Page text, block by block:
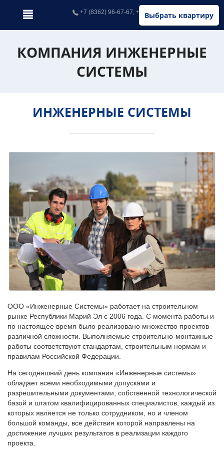
Выбрать квартиру
+7 (8362) 96-67-67, +7 (902) 326-67-67
КОМПАНИЯ ИНЖЕНЕРНЫЕ
СИСТЕМЫ
ИНЖЕНЕРНЫЕ СИСТЕМЫ
ООО «Инженерные Системы» работает на строительном
рынке Республики Марий Эл с 2006 года. С момента работы и
по настоящее время было реализовано множество проектов
различной сложности. Выполняемые строительно-монтажные
работы соответствуют стандартам, строительным нормам и
правилам Российской Федерации.
На сегодняшний день компания «Инженерные системы»
обладает всеми необходимыми допусками и
разрешительными документами, собственной технологической
базой и штатом квалифицированных специалистов, каждый из
которых является не только сотрудником, но и членом
большой команды, все действия которой направлены на
достижение лучших результатов в реализации каждого
проекта.